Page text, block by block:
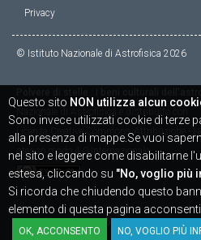
Privacy
© Istituto Nazionale di Astrofisica 2026
Licenza
Creative Commons Attribuzione -
stesso modo 4.0 Internazionale
Questo sito NON utilizza alcun
Sono invece utilizzati cookie di terze
alla presenza di mappe.Se vuoi
nel sito e leggere come disabilitarne
estesa, cliccando su "No, voglio più
Si ricorda che chiudendo questo
elemento di questa pagina
OK, ACCONSENTO NO, VOGLIO PIÙ